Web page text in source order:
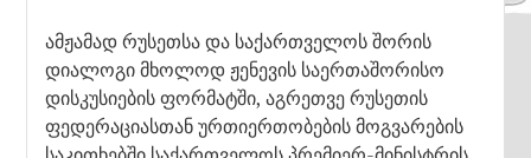
ამჟამად რუსეთსა და საქართველოს შორის
დიალოგი მხოლოდ ჟენევის საერთაშორისო
დისკუსიების ფორმატში, აგრეთვე რუსეთის
ფედერაციასთან ურთიერთობების მოგვარების